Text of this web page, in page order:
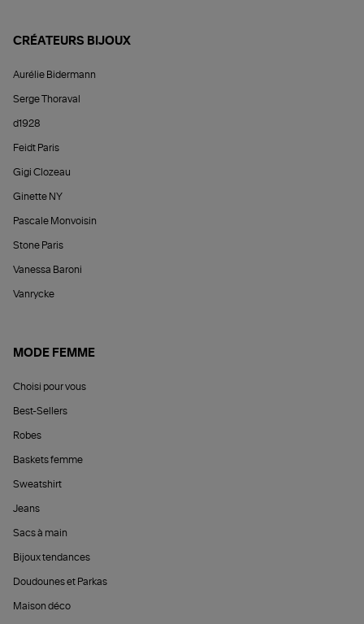
CRÉATEURS BIJOUX
Aurélie Bidermann
Serge Thoraval
d1928
Feidt Paris
Gigi Clozeau
Ginette NY
Pascale Monvoisin
Stone Paris
Vanessa Baroni
Vanrycke
MODE FEMME
Choisi pour vous
Best-Sellers
Robes
Baskets femme
Sweatshirt
Jeans
Sacs à main
Bijoux tendances
Doudounes et Parkas
Maison déco